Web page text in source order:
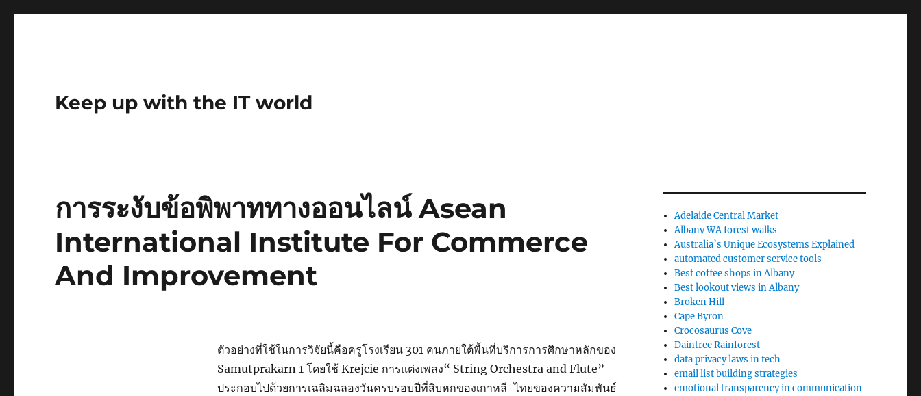
Keep up with the IT world
การระงับข้อพิพาททางออนไลน์ Asean
International Institute For Commerce
And Improvement
ตัวอย่างที่ใช้ในการวิจัยนี้คือครูโรงเรียน 301 คนภายใต้พื้นที่บริการการศึกษาหลักของ
Samutprakarn 1 โดยใช้ Krejcie การแต่งเพลง“ String Orchestra and Flute”
ประกอบไปด้วยการเฉลิมฉลองวันครบรอบปีที่สิบหกของเกาหลี-ไทยของความสัมพันธ์
Adelaide Central Market
Albany WA forest walks
Australia’s Unique Ecosystems Explained
automated customer service tools
Best coffee shops in Albany
Best lookout views in Albany
Broken Hill
Cape Byron
Crocosaurus Cove
Daintree Rainforest
data privacy laws in tech
email list building strategies
emotional transparency in communication